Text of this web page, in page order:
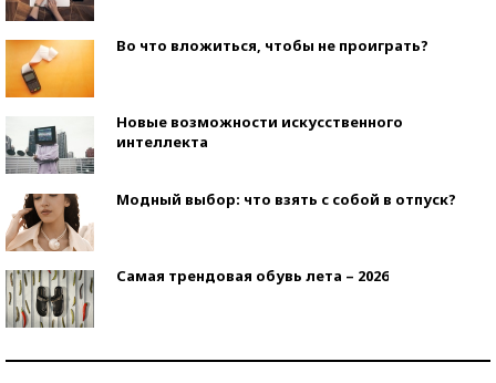
Во что вложиться, чтобы не проиграть?
Новые возможности искусственного
интеллекта
Модный выбор: что взять с собой в отпуск?
Самая трендовая обувь лета – 2026